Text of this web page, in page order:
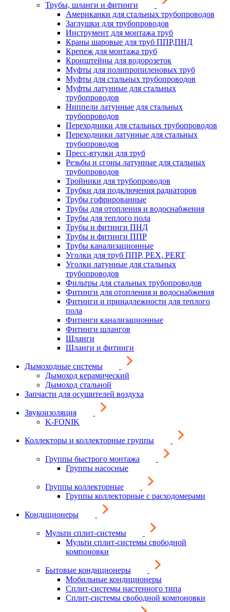
Трубы, шланги и фитинги
Американки для стальных трубопроводов
Заглушки для трубопроводов
Инструмент для монтажа труб
Краны шаровые для труб ППР,ПНД
Крепеж для монтажа труб
Кронштейны для водорозеток
Муфты для полипропиленовых труб
Муфты для стальных трубопроводов
Муфты латунные для стальных
трубопроводов
Ниппели латунные для стальных
трубопроводов
Переходники для стальных трубопроводов
Переходники латунные для стальных
трубопроводов
Пресс-втулки для труб
Резьбы и сгоны латунные для стальных
трубопроводов
Тройники для трубопроводов
Трубки для подключения радиаторов
Трубы гофрированные
Трубы для отопления и водоснабжения
Трубы для теплого пола
Трубы и фитинги ПНД
Трубы и фитинги ППР
Трубы канализационные
Уголки для труб ППР, PEX, PERT
Уголки латунные для стальных
трубопроводов
Фильтры для стальных трубопроводов
Фитинги для отопления и водоснабжения
Фитинги и принадлежности для теплого
пола
Фитинги канализационные
Фитинги шлангов
Шланги
Шланги и фитинги
Дымоходные системы
Дымоход керамический
Дымоход стальной
Запчасти для осушителей воздуха
Звукоизоляция
K-FONIK
Коллекторы и коллекторные группы
Группы быстрого монтажа
Группы насосные
Группы коллекторные
Группы коллекторные с расходомерами
Кондиционеры
Мульти сплит-системы
Мульти сплит-системы свободной
компоновки
Бытовые кондиционеры
Мобильные кондиционеры
Сплит-системы настенного типа
Сплит-системы свободной компоновки